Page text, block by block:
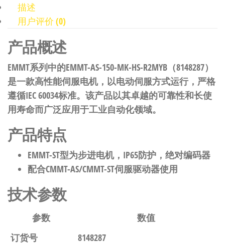
描述
用户评价 (0)
产品概述
EMMT系列中的EMMT-AS-150-MK-HS-R2MYB（8148287）
是一款高性能伺服电机，以电动伺服方式运行，严格
遵循IEC 60034标准。该产品以其卓越的可靠性和长使
用寿命而广泛应用于工业自动化领域。
产品特点
EMMT-ST型为步进电机，IP65防护，绝对编码器
配合CMMT-AS/CMMT-ST伺服驱动器使用
技术参数
参数
数值
订货号
8148287